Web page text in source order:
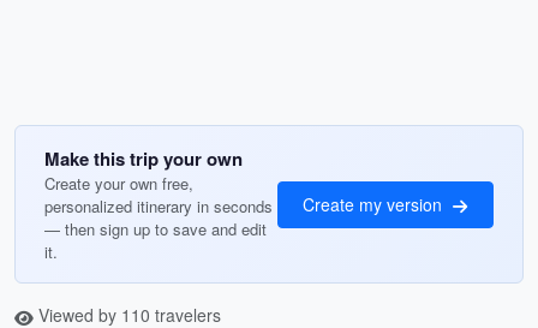
Make this trip your own
Create your own free,
personalized itinerary in seconds
— then sign up to save and edit
it.
Create my version
Viewed by 110 travelers